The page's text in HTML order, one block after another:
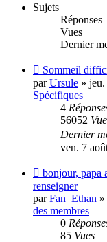
Sujets
Réponses
Vues
Dernier
Nouveau
message
Sommeil
parUrsule »
Spécifiques
4
56052
Dernier
ven. 7
Nouveau
message
bonjour, papa
renseigner
parFan_Ethan »
des membres
0
85 Vues